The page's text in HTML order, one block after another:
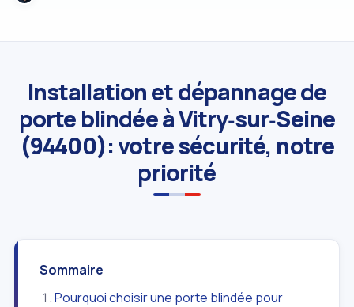
Installation et dépannage de
porte blindée à Vitry‑sur‑Seine
(94400): votre sécurité, notre
priorité
Sommaire
Pourquoi choisir une porte blindée pour